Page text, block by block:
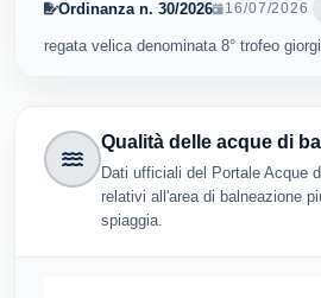
Ordinanza n. 30/2026 16/07/2026
regata velica denominata 8° trofeo
Qualità delle acque di
Dati ufficiali del Portale Acque
relativi all'area di balneazione
spiaggia.